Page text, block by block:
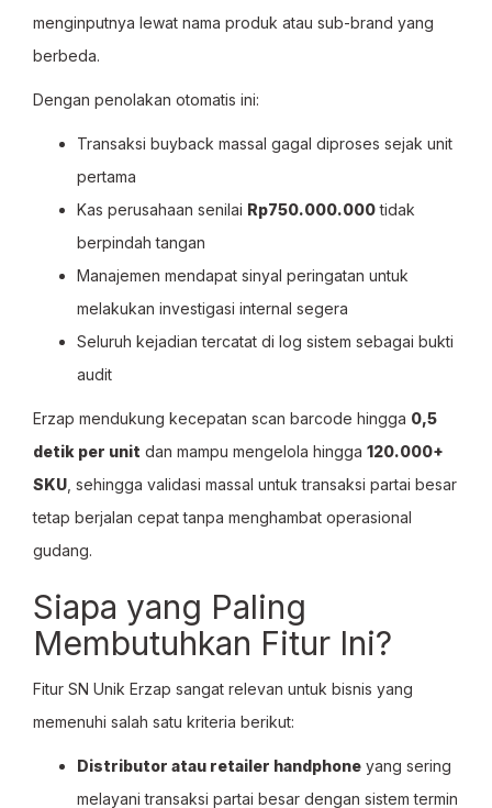
menginputnya lewat nama produk atau sub-brand yang
berbeda.
Dengan penolakan otomatis ini:
Transaksi buyback massal gagal diproses sejak unit
pertama
Kas perusahaan senilai Rp750.000.000tidak
berpindah tangan
Manajemen mendapat sinyal peringatan untuk
melakukan investigasi internal segera
Seluruh kejadian tercatat di log sistem sebagai bukti
audit
Erzap mendukung kecepatan scan barcode hingga 0,5
detik per unit dan mampu mengelola hingga 120.000+
SKU , sehingga validasi massal untuk transaksi partai besar
tetap berjalan cepat tanpa menghambat operasional
gudang.
Siapa yang Paling
Membutuhkan Fitur Ini?
Fitur SN Unik Erzap sangat relevan untuk bisnis yang
memenuhi salah satu kriteria berikut:
Distributor atau retailer handphone yang sering
melayani transaksi partai besar dengan sistem termin